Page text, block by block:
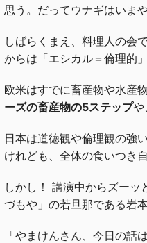
思う。だってウナギはいま
しばらくまえ、料理人の会
からは「エシカル＝倫理的
欧米はすでに畜産物や水産
ーズの畜産物の5ステップや
日本は道徳観や倫理観の強
けれども、全体の食いつき
しかし！ 講演中からズー
づもや」の若旦那である岩
「やまけんさん、今日の